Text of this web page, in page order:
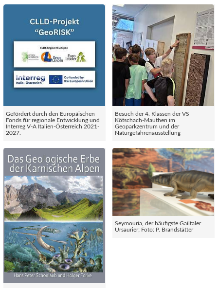
Gefördert durch den Europäischen
Fonds für regionale Entwicklung und
Interreg V-A Italien-Österreich 2021-
2027.
Besuch der 4. Klassen der VS
Kötschach-Mauthen im
Geoparkzentrum und der
Naturgefahrenausstellung
Seymouria, der häufigste Gailtaler
Ursaurier; Foto: P. Brandstätter